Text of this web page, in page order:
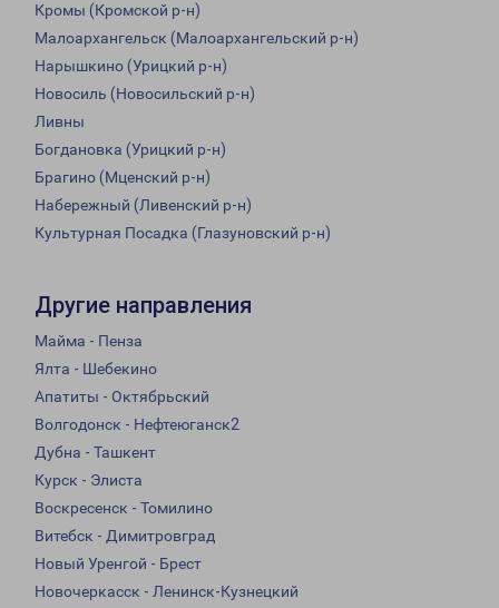
Кромы (Кромской р-н)
Малоархангельск (Малоархангельский р-н)
Нарышкино (Урицкий р-н)
Новосиль (Новосильский р-н)
Ливны
Богдановка (Урицкий р-н)
Брагино (Мценский р-н)
Набережный (Ливенский р-н)
Культурная Посадка (Глазуновский р-н)
Другие направления
Майма - Пенза
Ялта - Шебекино
Апатиты - Октябрьский
Волгодонск - Нефтеюганск2
Дубна - Ташкент
Курск - Элиста
Воскресенск - Томилино
Витебск - Димитровград
Новый Уренгой - Брест
Новочеркасск - Ленинск-Кузнецкий